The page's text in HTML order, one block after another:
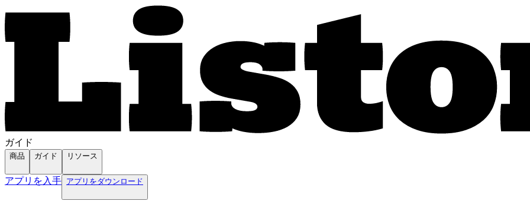
ガイド
商品 ガイド リソース
アプリを入手 アプリをダウンロード